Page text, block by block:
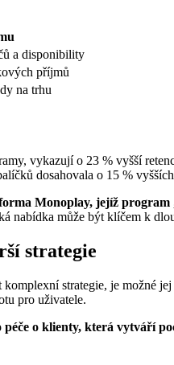
a disponibility
příjmů
na trhu
vykazují o 23 % vyšší
dosahovala o 15 %
Monoplay, jejíž
nabídka může být klíčem k
strategie
strategie, je možné
pro uživatele.
o klienty, která vytváří